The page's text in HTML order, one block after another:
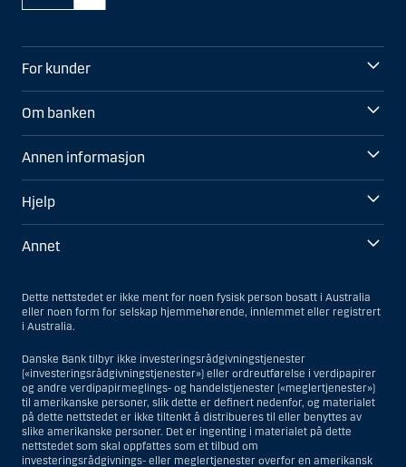
For kunder
Om banken
Annen informasjon
Hjelp
Annet
Dette nettstedet er ikke ment for noen fysisk person bosatt i Australia
eller noen form for selskap hjemmehørende, innlemmet eller registrert
i Australia.
Danske Bank tilbyr ikke investeringsrådgivningstjenester
(«investeringsrådgivningstjenester») eller ordreutførelse i verdipapirer
og andre verdipapirmeglings- og handelstjenester («meglertjenester»)
til amerikanske personer, slik dette er definert nedenfor, og materialet
på dette nettstedet er ikke tiltenkt å distribueres til eller benyttes av
slike amerikanske personer. Det er ingenting i materialet på dette
nettstedet som skal oppfattes som et tilbud om
investeringsrådgivnings- eller meglertjenester overfor en amerikansk